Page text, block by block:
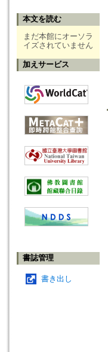
本文を読む
まだ本館にオーソラ
イズされていません
加えサービス
書誌管理
書き出し